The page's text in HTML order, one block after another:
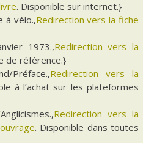
. Disponible sur internet.}
à vélo.,Redirection vers la fiche
1973.,Redirection vers la
de référence.}
Préface.,Redirection vers la
à l’achat sur les plateformes
Redirection vers la
. Disponible dans toutes